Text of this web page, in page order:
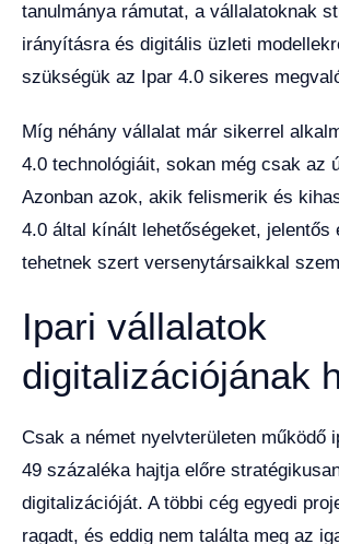
tanulmánya rámutat, a vállalatoknak
irányításra és digitális üzleti
szükségük az Ipar 4.0 sikeres
Míg néhány vállalat már sikerrel
4.0 technológiáit, sokan még csak az
Azonban azok, akik felismerik és
4.0 által kínált lehetőségeket, jelentős
tehetnek szert versenytársaikkal
Ipari vállalatok
digitalizációjának
Csak a német nyelvterületen működő
49 százaléka hajtja előre
digitalizációját. A többi cég egyedi
ragadt, és eddig nem találta meg az